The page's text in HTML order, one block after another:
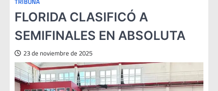
FLORIDA CLASIFICÓ A
SEMIFINALES EN ABSOLUTA
23 de noviembre de 2025